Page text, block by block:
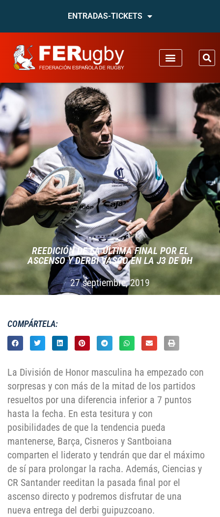
ENTRADAS-TICKETS
REEDICIÓN DE LA ÚLTIMA FINAL POR EL
ASCENSO Y DERBI VASCO EN LA J3 DE DH
27 septiembre, 2019
COMPÁRTELA:
La División de Honor masculina ha empezado con
sorpresas y con más de la mitad de los partidos
resueltos por una diferencia inferior a 7 puntos
hasta la fecha. En esta tesitura y con
posibilidades de que la tendencia pueda
mantenerse, Barça, Cisneros y Santboiana
comparten el liderato y tendrán que dar el máximo
de sí para prolongar la racha. Además, Ciencias y
CR Santander reeditan la pasada final por el
ascenso directo y podremos disfrutar de una
nueva entrega del derbi guipuzcoano.